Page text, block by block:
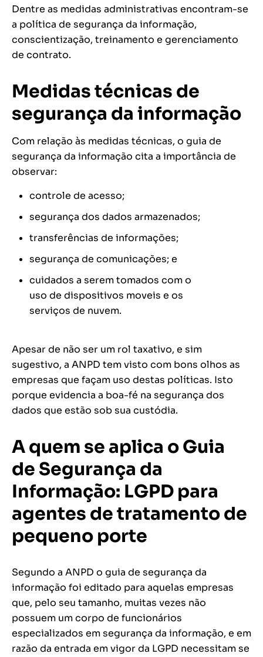
Dentre as medidas administrativas encontram-se
a política de segurança da informação,
conscientização, treinamento e gerenciamento
de contrato.
Medidas técnicas de
segurança da informação
Com relação às medidas técnicas, o guia de
segurança da informação cita a importância de
observar:
controle de acesso;
segurança dos dados armazenados;
transferências de informações;
segurança de comunicações; e
cuidados a serem tomados com o
uso de dispositivos moveis e os
serviços de nuvem.
Apesar de não ser um rol taxativo, e sim
sugestivo, a ANPD tem visto com bons olhos as
empresas que façam uso destas políticas. Isto
porque evidencia a boa-fé na segurança dos
dados que estão sob sua custódia.
A quem se aplica o Guia
de Segurança da
Informação: LGPD para
agentes de tratamento de
pequeno porte
Segundo a ANPD o guia de segurança da
informação foi editado para aquelas empresas
que, pelo seu tamanho, muitas vezes não
possuem um corpo de funcionários
especializados em segurança da informação, e em
razão da entrada em vigor da LGPD necessitam se